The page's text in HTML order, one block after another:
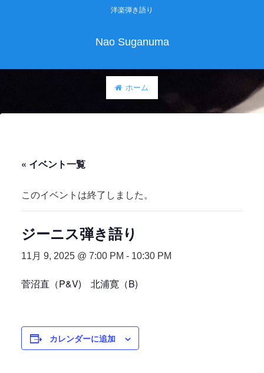
洋楽弾き語り
Nao Suganuma
ホーム
« イベント一覧
このイベントは終了しました。
ジーニス弾き語り
11月 9, 2025 @ 7:00 PM - 10:30 PM
菅沼直（P&V) 北浦寛（B)
カレンダーに追加